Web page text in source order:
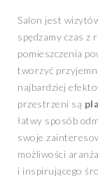
Salon jest
spędzamy czas z
pomieszczenia
tworzyć
najbardziej
przestrzeni są
łatwy sposób
swoje
możliwości
i inspirującego